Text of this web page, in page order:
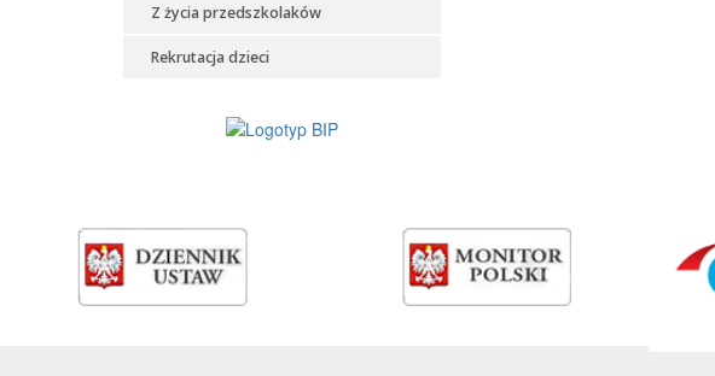
Z życia przedszkolaków
Rekrutacja dzieci